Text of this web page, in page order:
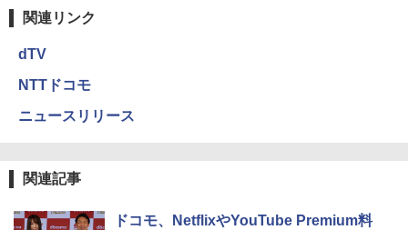
関連リンク
dTV
NTTドコモ
ニュースリリース
関連記事
ドコモ、NetflixやYouTube Premium料